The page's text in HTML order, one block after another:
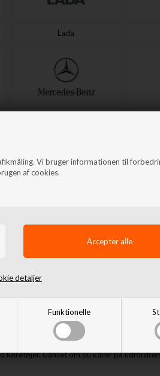
Vi bruger informationen til
af cookies.
Funktionelle
detaljer
Lada
bilmærker som blandt andet Audi,
Uanset om du kører på